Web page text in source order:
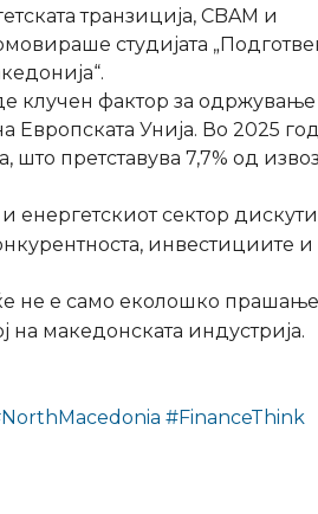
транзиција, CBAM и
студијата
клучен фактор за
Европската Унија. Во 2025
претставува 7,7% од
енергетскиот сектор
инвестициите и
не е само еколошко
македонската индустрија.
#FinanceThink